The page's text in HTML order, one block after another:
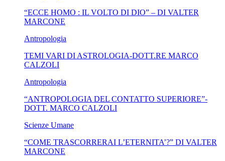
“ECCE HOMO : IL VOLTO DI DIO” – DI VALTER
MARCONE
Antropologia
TEMI VARI DI ASTROLOGIA-DOTT.RE MARCO
CALZOLI
Antropologia
“ANTROPOLOGIA DEL CONTATTO SUPERIORE”-
DOTT. MARCO CALZOLI
Scienze Umane
“COME TRASCORRERAI L’ETERNITA’?” DI VALTER
MARCONE